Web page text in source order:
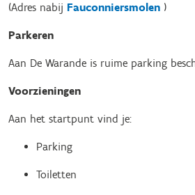
(Adres nabij Fauconniersmolen )
Parkeren
Aan De Warande is ruime parking
Voorzieningen
Aan het startpunt vind je:
Parking
Toiletten